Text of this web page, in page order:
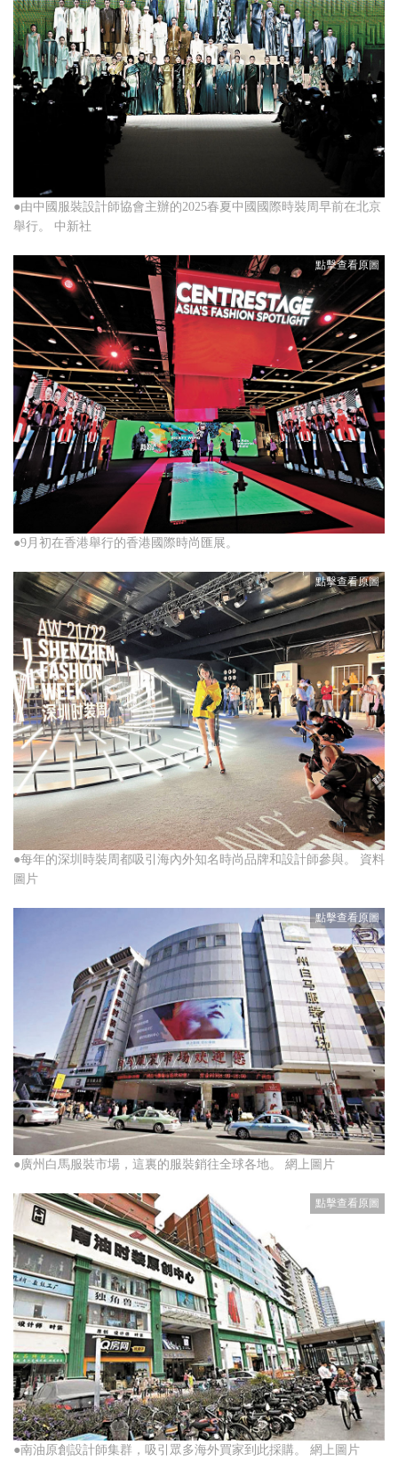
●由中國服裝設計師協會主辦的2025春夏中國國際時裝周早前在北京
舉行。 中新社
●9月初在香港舉行的香港國際時尚匯展。
●每年的深圳時裝周都吸引海內外知名時尚品牌和設計師參與。 資料
圖片
●廣州白馬服裝市場，這裏的服裝銷往全球各地。 網上圖片
●南油原創設計師集群，吸引眾多海外買家到此採購。 網上圖片